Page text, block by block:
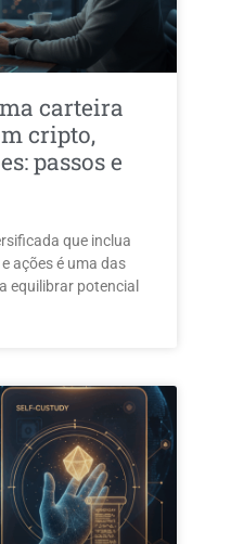
carteira
cripto,
passos e
que inclua
ações é uma das
equilibrar potencial